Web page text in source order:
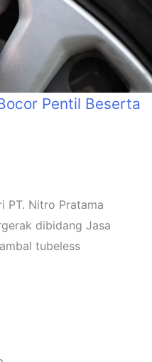
Pentil Beserta
PT. Nitro Pratama
dibidang Jasa
tubeless